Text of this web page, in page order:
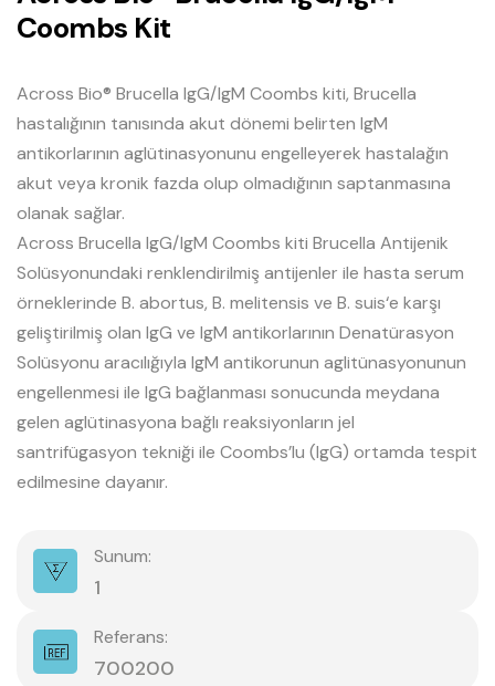
Coombs Kit
Across Bio® Brucella IgG/IgM Coombs kiti, Brucella
hastalığının tanısında akut dönemi belirten IgM
antikorlarının aglütinasyonunu engelleyerek hastalağın
akut veya kronik fazda olup olmadığının saptanmasına
olanak sağlar.
Across Brucella IgG/IgM Coombs kiti Brucella Antijenik
Solüsyonundaki renklendirilmiş antijenler ile hasta serum
örneklerinde B. abortus, B. melitensis ve B. suis‘e karşı
geliştirilmiş olan IgG ve IgM antikorlarının Denatürasyon
Solüsyonu aracılığıyla IgM antikorunun aglitünasyonunun
engellenmesi ile IgG bağlanması sonucunda meydana
gelen aglütinasyona bağlı reaksiyonların jel
santrifügasyon tekniği ile Coombs’lu (IgG) ortamda tespit
edilmesine dayanır.
Sunum:
1
Referans:
700200